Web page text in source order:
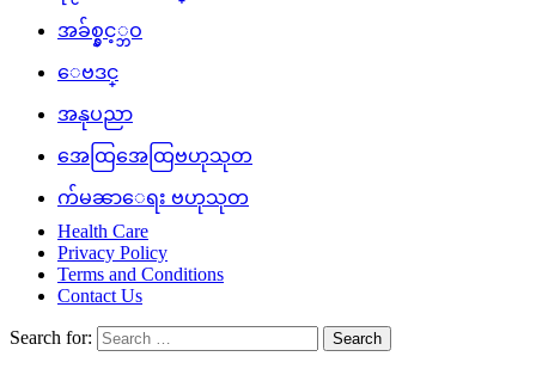
အခ်စ္နွင့္ဘဝ
ေဗဒင္
အနုပညာ
အေထြအေထြဗဟုသုတ
က်မၼာေရး ဗဟုသုတ
Health Care
Privacy Policy
Terms and Conditions
Contact Us
Search for: